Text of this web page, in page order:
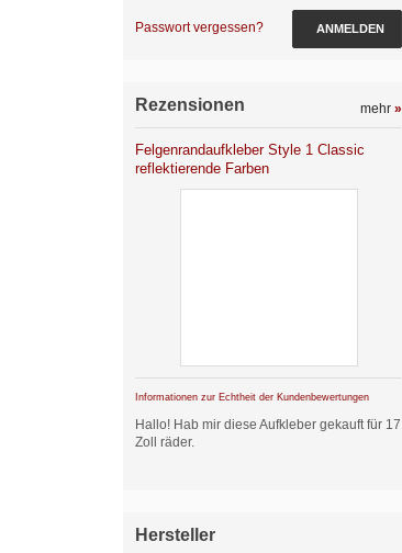
Passwort vergessen? ANMELDEN
Rezensionen mehr »
Felgenrandaufkleber Style 1 Classic
reflektierende Farben
Informationen zur Echtheit der Kundenbewertungen
Hallo! Hab mir diese Aufkleber gekauft für 17
Zoll räder.
Hersteller